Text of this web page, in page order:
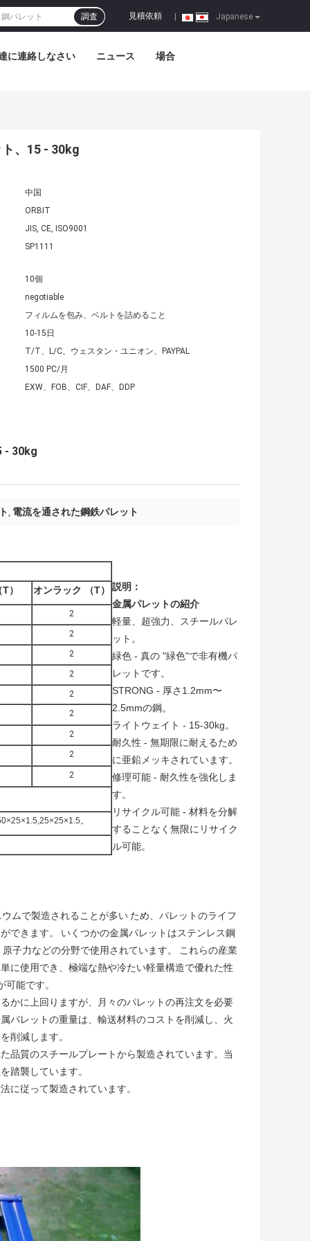
Japanese
見積依頼
調査
に連絡しなさい ニュース 場合
、15 - 30kg
中国
ORBIT
JIS, CE, ISO9001
SP1111
10個
negotiable
フィルムを包み、ベルトを詰めること
10-15日
T/T、L/C、ウェスタン・ユニオン、PAYPAL
1500 PC/月
EXW、FOB、CIF、DAF、DDP
- 30kg
, 電流を通された鋼鉄パレット
） オンラック （T）
2
2
2
2
2
2
2
2
2
。
説明：
金属パレットの紹介
軽量、超強力、スチールパレ
ット。
緑色 - 真の "緑色"で非有機パ
レットです。
STRONG - 厚さ1.2mm〜
2.5mmの鋼。
ライトウェイト - 15-30kg。
耐久性 - 無期限に耐えるため
に亜鉛メッキされています。
修理可能 - 耐久性を強化しま
す。
リサイクル可能 - 材料を分解
することなく無限にリサイク
ル可能。
ムで製造されることが多い ため、パレットのライフ
できます。
いくつかの金属パレットはステンレス鋼
子力などの分野で使用されています。
これらの産業
に使用でき、極端な熱や冷たい軽量構造で優れた性
能です。
かに上回りますが、月々のパレットの再注文を必要
パレットの重量は、輸送材料のコストを削減し、火
削減します。
品質のスチールプレートから製造されています。当
踏襲しています。
に従って製造されています。